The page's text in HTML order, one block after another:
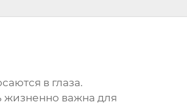
в глаза.
жизненно важна для